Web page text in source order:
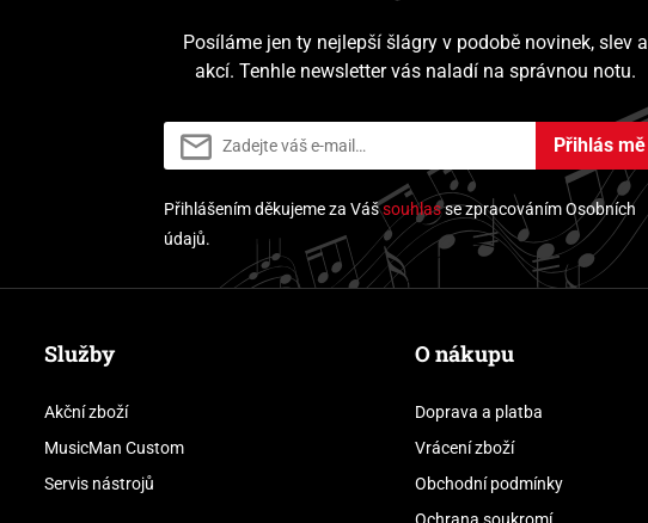
Posíláme jen ty nejlepší šlágry v podobě novinek, slev a
akcí. Tenhle newsletter vás naladí na správnou notu.
Přihlás mě
Přihlášením děkujeme za Vášsouhlasse zpracováním Osobních
údajů.
Služby
Akční zboží
MusicMan Custom
Servis nástrojů
O nákupu
Doprava a platba
Vrácení zboží
Obchodní podmínky